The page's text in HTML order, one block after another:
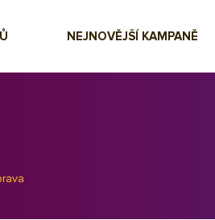
NEJNOVĚJŠÍ KAMPANĚ